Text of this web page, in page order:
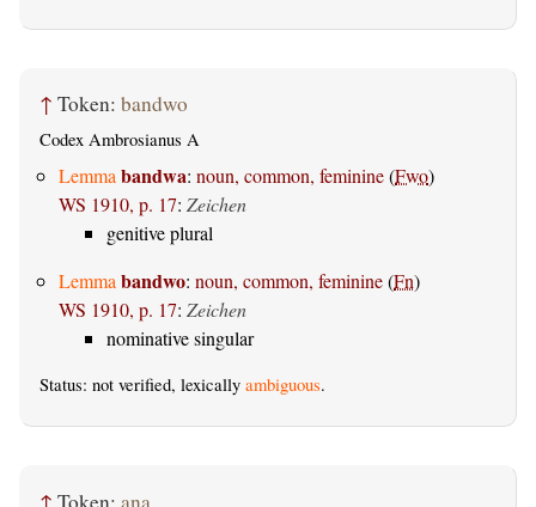
↑ Token: bandwo
Codex Ambrosianus A
Lemma bandwa: noun, common, feminine(Fwo)
WS 1910, p. 17: Zeichen
genitive plural
Lemma bandwo: noun, common, feminine(Fn)
WS 1910, p. 17: Zeichen
nominative singular
Status: not verified, lexically ambiguous.
↑ Token: ana